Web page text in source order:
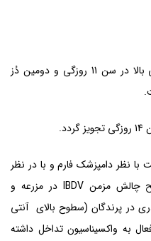
– اولین دُز واکسن در مناطق با آلودگی بالا در سن 11 روزگی و دومین دُز
با نظر دامپزشک فارم و با در نظر
گرفتن برنامه واکسیناسیون قبلی، سطح چالش مزمن IBDV در مزرعه و
در پرندگان (سطوح بالای آنتی
به واکسیناسیون تداخل داشته